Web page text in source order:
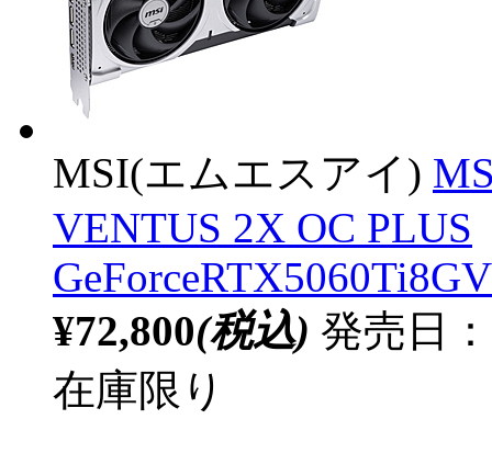
MSI(エムエスアイ)
VENTUS 2X OC PLUS
¥72,800(税込) 発売日
在庫限り